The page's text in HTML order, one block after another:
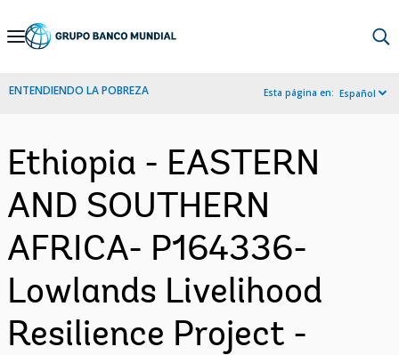
Skip
Navigation
ENTENDIENDO LA POBREZA Esta página en: Español
Ethiopia - EASTERN
AND SOUTHERN
AFRICA- P164336-
Lowlands Livelihood
Resilience Project -